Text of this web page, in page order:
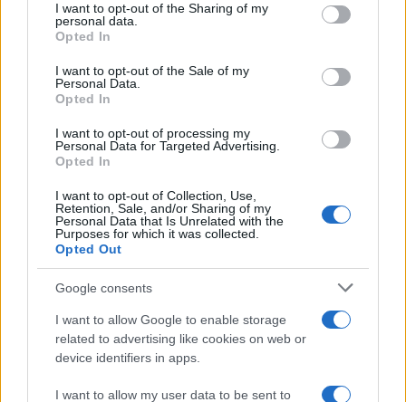
not limited to your visit or usage behaviour. You may click to
grant or deny consent to Google and its third-party tags to
use your data for below specified purposes in below Google
consent section.
I want to opt-out of the Sharing of my
personal data.
Opted In
I want to opt-out of the Sale of my
Personal Data.
Opted In
I want to opt-out of processing my
Personal Data for Targeted Advertising.
Opted In
I want to opt-out of Collection, Use,
Retention, Sale, and/or Sharing of my
Personal Data that Is Unrelated with the
Purposes for which it was collected.
Opted Out
Google consents
I want to allow Google to enable storage
related to advertising like cookies on web or
device identifiers in apps.
I want to allow my user data to be sent to
50 /50
2000 /2000
Όροι Χρήσης. Το site προστατεύεται από reCAPTCHA, ισχύουν
Πολιτική Απορρήτου&Όροι Χρήσηςτης Google.
Share:
Ακολουθήστε το Νewsit.gr στοGoogle Newsκαι
ενημερωθείτε πρώτοι για όλη την ειδησεογραφία και τα
τελευταία νέατης ημέρας